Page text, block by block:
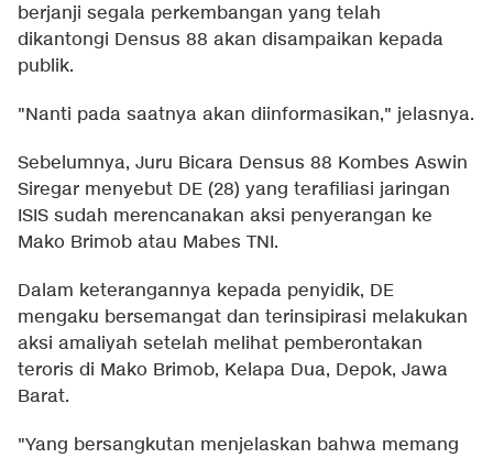
berjanji segala perkembangan yang telah
dikantongi Densus 88 akan disampaikan kepada
publik.
"Nanti pada saatnya akan diinformasikan," jelasnya.
Sebelumnya, Juru Bicara Densus 88 Kombes Aswin
Siregar menyebut DE (28) yang terafiliasi jaringan
ISIS sudah merencanakan aksi penyerangan ke
Mako Brimob atau Mabes TNI.
Dalam keterangannya kepada penyidik, DE
mengaku bersemangat dan terinsipirasi melakukan
aksi amaliyah setelah melihat pemberontakan
teroris di Mako Brimob, Kelapa Dua, Depok, Jawa
Barat.
"Yang bersangkutan menjelaskan bahwa memang